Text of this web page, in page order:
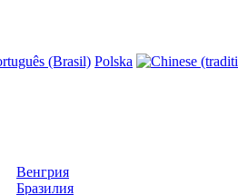
(Brasil) Polska
Венгрия
Бразилия